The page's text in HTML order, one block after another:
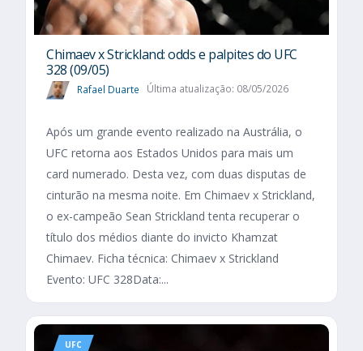
Chimaev x Strickland: odds e palpites do UFC
328 (09/05)
Rafael Duarte Última atualização: 08/05/2026
Após um grande evento realizado na Austrália, o
UFC retorna aos Estados Unidos para mais um
card numerado. Desta vez, com duas disputas de
cinturão na mesma noite. Em Chimaev x Strickland,
o ex-campeão Sean Strickland tenta recuperar o
título dos médios diante do invicto Khamzat
Chimaev. Ficha técnica: Chimaev x Strickland
Evento: UFC 328Data:...
UFC